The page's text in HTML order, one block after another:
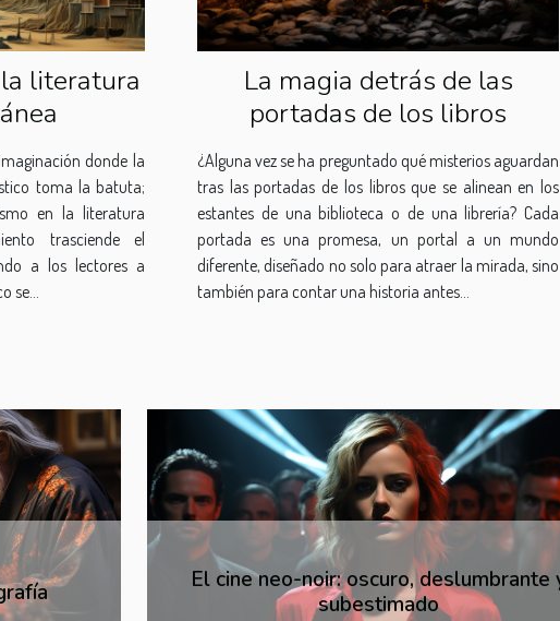
literatura
donde la
toma la batuta;
en la literatura
trasciende el
a los lectores a
se...
La magia detrás de las
portadas de los libros
¿Alguna vez se ha preguntado qué misterios aguardan
tras las portadas de los libros que se alinean en los
estantes de una biblioteca o de una librería? Cada
portada es una promesa, un portal a un mundo
diferente, diseñado no solo para atraer la mirada, sino
también para contar una historia antes...
en la
La evolución de la fotografía de moda